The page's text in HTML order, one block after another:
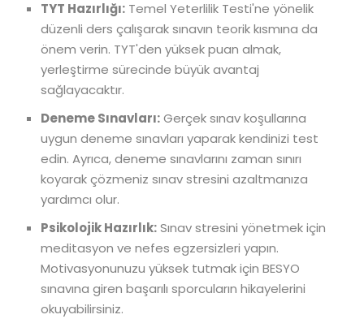
TYT Hazırlığı: Temel Yeterlilik Testi'ne yönelik
düzenli ders çalışarak sınavın teorik kısmına da
önem verin. TYT'den yüksek puan almak,
yerleştirme sürecinde büyük avantaj
sağlayacaktır.
Deneme Sınavları:Gerçek sınav koşullarına
uygun deneme sınavları yaparak kendinizi test
edin. Ayrıca, deneme sınavlarını zaman sınırı
koyarak çözmeniz sınav stresini azaltmanıza
yardımcı olur.
Psikolojik Hazırlık:Sınav stresini yönetmek için
meditasyon ve nefes egzersizleri yapın.
Motivasyonunuzu yüksek tutmak için BESYO
sınavına giren başarılı sporcuların hikayelerini
okuyabilirsiniz.